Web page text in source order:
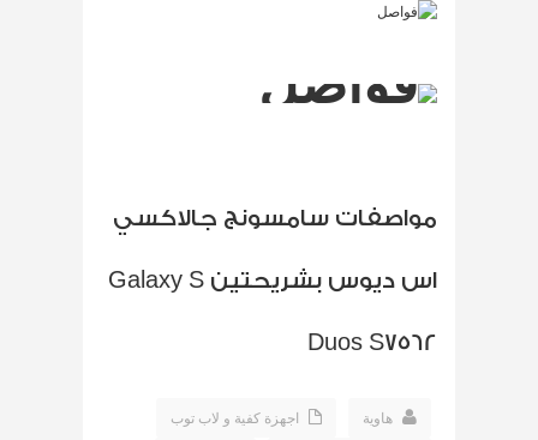
مواصفات سامسونج جالاكسي
اس ديوس بشريحتين Galaxy S
Duos S7562
هاوية
اجهزة كفية و لاب توب